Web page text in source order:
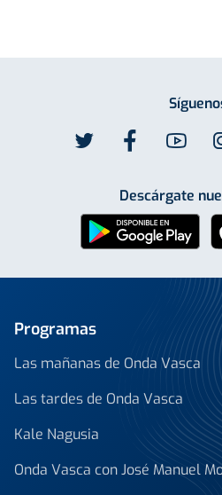
Descárgate
Programas
Las mañanas de Onda Vasca
Las tardes de Onda Vasca
Kale Nagusia
Onda Vasca con José Manuel